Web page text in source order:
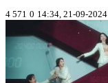
4 571 0 14:34, 21-09-2024